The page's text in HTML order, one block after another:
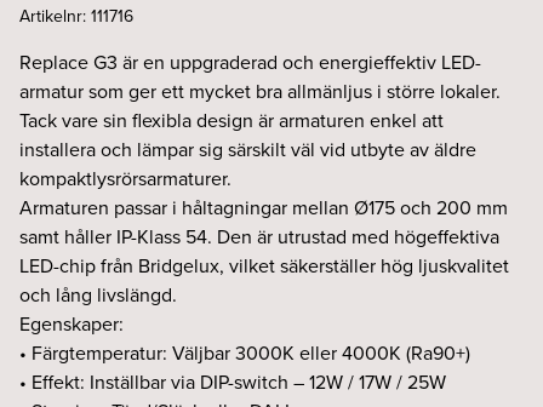
Artikelnr: 111716
Replace G3 är en uppgraderad och energieffektiv LED-
armatur som ger ett mycket bra allmänljus i större lokaler.
Tack vare sin flexibla design är armaturen enkel att
installera och lämpar sig särskilt väl vid utbyte av äldre
kompaktlysrörsarmaturer.
Armaturen passar i håltagningar mellan Ø175 och 200 mm
samt håller IP-Klass 54. Den är utrustad med högeffektiva
LED-chip från Bridgelux, vilket säkerställer hög ljuskvalitet
och lång livslängd.
Egenskaper:
• Färgtemperatur: Väljbar 3000K eller 4000K (Ra90+)
• Effekt: Inställbar via DIP-switch – 12W / 17W / 25W